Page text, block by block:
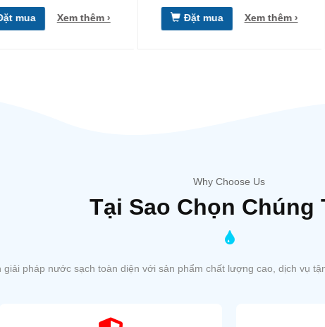
mua Xem thêm › Đặt mua Xem thêm ›
Why Choose Us
Tại Sao Chọn Chúng
pháp nước sạch toàn diện với sản phẩm chất lượng cao, dịch vụ